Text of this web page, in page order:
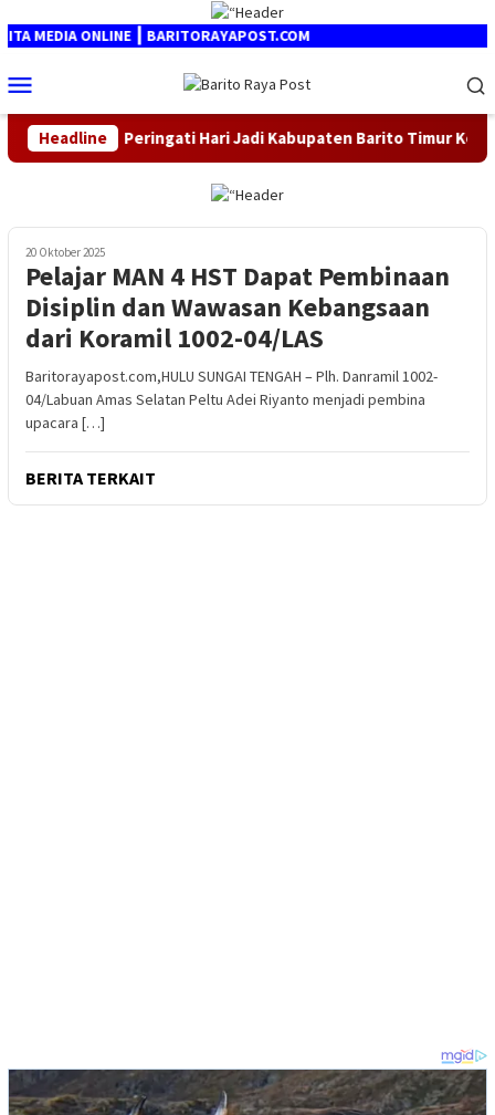
ke
ONLINE ┃ BARITORAYAPOST.COM
Mobile
HeadlinePeringati Hari Jadi Kabupaten Barito Timur Ke-24,
20 Oktober 2025
Pelajar MAN 4 HST Dapat Pembinaan
Disiplin dan Wawasan Kebangsaan
dari Koramil 1002-04/LAS
Baritorayapost.com,HULU SUNGAI TENGAH – Plh. Danramil 1002-
04/Labuan Amas Selatan Peltu Adei Riyanto menjadi pembina
upacara […]
BERITA TERKAIT